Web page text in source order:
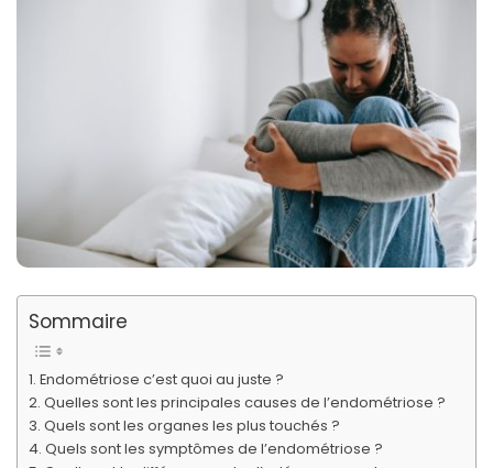
Sommaire
Endométriose c’est quoi au juste ?
Quelles sont les principales causes de l’endométriose ?
Quels sont les organes les plus touchés ?
Quels sont les symptômes de l’endométriose ?